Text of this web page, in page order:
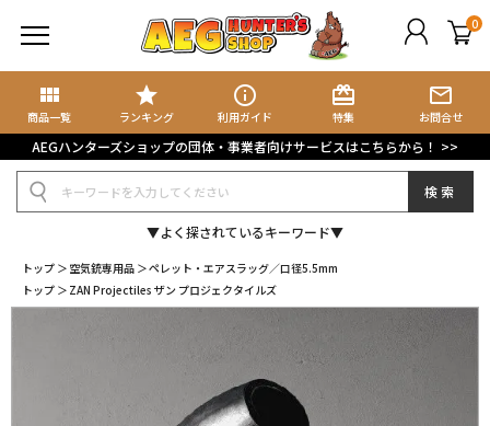
0
view_module
商品一覧
star
ランキング
info_outline
利用ガイド
card_giftcard
特集
mail_outline
お問合せ
AEGハンターズショップの団体・事業者向けサービスはこちらから！ >>
検索
▼よく探されているキーワード▼
品検索 ブログ検索
会員登録
ページ
ト
トップ 空気銃専用品
ペレット・エアスラッグ／口径5.5mm
トップ
ZAN Projectiles ザン プロジェクタイルズ